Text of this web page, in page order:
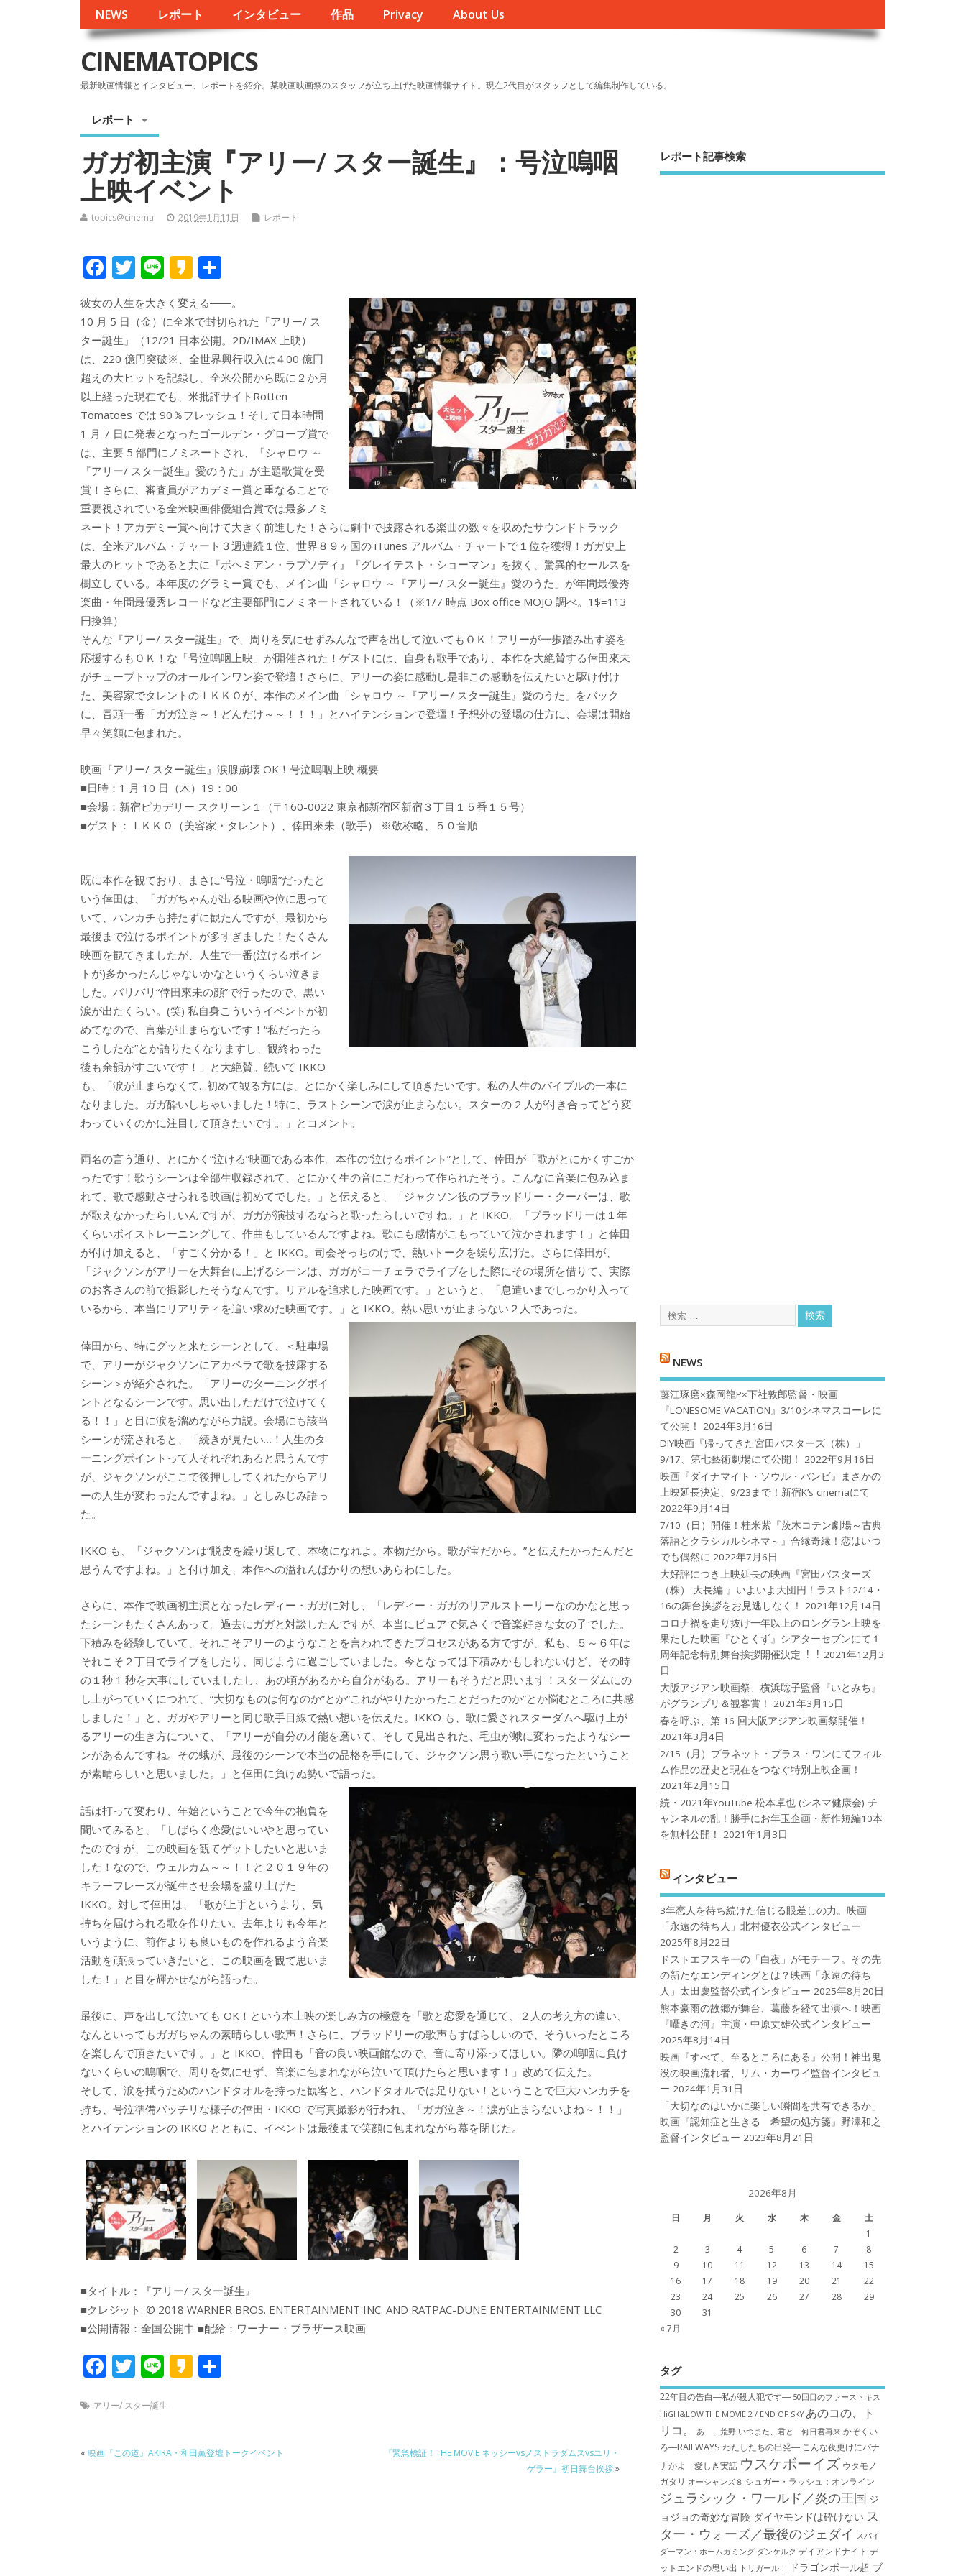
NEWS レポート インタビュー 作品 Privacy About Us
CINEMATOPICS
最新映画情報とインタビュー、レポートを紹介。某映画映画祭のスタッフが立ち上げた映画情報サイト。現在2代目がスタッフとして編集制作している。
レポート
ガガ初主演『アリー/ スター誕生』：号泣嗚咽
上映イベント
topics@cinema 2019年1月11日 レポート
F
ac
e
b
o
o
k
T
w
itt
er
Li
e
K
k
a
o
彼女の人生を大きく変える――。
10 月 5 日（金）に全米で封切られた『アリー/ ス
ター誕生』（12/21 日本公開。2D/IMAX 上映）
は、220 億円突破※、全世界興行収入は４00 億円
超えの大ヒットを記録し、全米公開から既に２か月
以上経った現在でも、米批評サイトRotten
Tomatoes では 90％フレッシュ！そして日本時間
1 月 7 日に発表となったゴールデン・グローブ賞で
は、主要 5 部門にノミネートされ、「シャロウ ～
『アリー/ スター誕生』愛のうた」が主題歌賞を受
賞！さらに、審査員がアカデミー賞と重なることで
重要視されている全米映画俳優組合賞では最多ノミ
ネート！アカデミー賞へ向けて大きく前進した！さらに劇中で披露される楽曲の数々を収めたサウンドトラック
は、全米アルバム・チャート３週連続１位、世界８９ヶ国の iTunes アルバム・チャートで１位を獲得！ガガ史上
最大のヒットであると共に『ボヘミアン・ラプソディ』『グレイテスト・ショーマン』を抜く、驚異的セールスを
樹立している。本年度のグラミー賞でも、メイン曲「シャロウ ～『アリー/ スター誕生』愛のうた」が年間最優秀
楽曲・年間最優秀レコードなど主要部門にノミネートされている！（※1/7 時点 Box office MOJO 調べ。1$=113
円換算）
そんな『アリー/ スター誕生』で、周りを気にせずみんなで声を出して泣いてもＯＫ！アリーが一歩踏み出す姿を
応援するもＯＫ！な「号泣嗚咽上映」が開催された！ゲストには、自身も歌手であり、本作を大絶賛する倖田來未
がチューブトップのオールインワン姿で登壇！さらに、アリーの姿に感動し是非この感動を伝えたいと駆け付け
た、美容家でタレントのＩＫＫＯが、本作のメイン曲「シャロウ ～『アリー/ スター誕生』愛のうた」をバック
に、冒頭一番「ガガ泣き～！どんだけ～～！！！」とハイテンションで登壇！予想外の登場の仕方に、会場は開始
早々笑顔に包まれた。
映画『アリー/ スター誕生』涙腺崩壊 OK！号泣嗚咽上映 概要
■日時：1 月 10 日（木）19：00
■会場：新宿ピカデリー スクリーン１（〒160-0022 東京都新宿区新宿３丁目１５番１５号）
■ゲスト：ＩＫＫＯ（美容家・タレント）、倖田來未（歌手） ※敬称略、５０音順
既に本作を観ており、まさに“号泣・嗚咽”だったと
いう倖田は、「ガガちゃんが出る映画や位に思って
いて、ハンカチも持たずに観たんですが、最初から
最後まで泣けるポイントが多すぎました！たくさん
映画を観てきましたが、人生で一番(泣けるポイン
トが)多かったんじゃないかなというくらい泣きま
した。バリバリ“倖田來未の顔”で行ったので、黒い
涙が出たくらい。(笑) 私自身こういうイベントが初
めてなので、言葉が止まらないです！“私だったら
こうしたな”とか語りたくなりますし、観終わった
後も余韻がすごいです！」と大絶賛。続いて IKKO
も、「涙が止まらなくて…初めて観る方には、とにかく楽しみにして頂きたいです。私の人生のバイブルの一本に
なりました。ガガ酔いしちゃいました！特に、ラストシーンで涙が止まらない。スターの 2 人が付き合ってどう変
わっていくのかに注目して頂きたいです。」とコメント。
両名の言う通り、とにかく“泣ける”映画である本作。本作の“泣けるポイント”として、倖田が「歌がとにかくすごか
ったです！歌うシーンは全部生収録されて、とにかく生の音にこだわって作られたそう。こんなに音楽に包み込ま
れて、歌で感動させられる映画は初めてでした。」と伝えると、「ジャクソン役のブラッドリー・クーパーは、歌
が歌えなかったらしいんですが、ガガが演技するならと歌ったらしいですね。」と IKKO。「ブラッドリーは１年
くらいボイストレーニングして、作曲もしているんですよね。歌にも感情がこもっていて泣かされます！」と倖田
が付け加えると、「すごく分かる！」と IKKO。司会そっちのけで、熱いトークを繰り広げた。さらに倖田が、
「ジャクソンがアリーを大舞台に上げるシーンは、ガガがコーチェラでライブをした際にその場所を借りて、実際
のお客さんの前で撮影したそうなんです。リアルを追求した映画です。」というと、「息遣いまでしっかり入って
いるから、本当にリアリティを追い求めた映画です。」と IKKO。熱い思いが止まらない２人であった。
倖田から、特にグッと来たシーンとして、＜駐車場
で、アリーがジャクソンにアカペラで歌を披露する
シーン＞が紹介された。「アリーのターニングポイ
ントとなるシーンです。思い出しただけで泣けてく
る！！」と目に涙を溜めながら力説。会場にも該当
シーンが流されると、「続きが見たい…！人生のタ
ーニングポイントって人それぞれあると思うんです
が、ジャクソンがここで後押ししてくれたからアリ
ーの人生が変わったんですよね。」としみじみ語っ
た。
IKKO も、「ジャクソンは“脱皮を繰り返して、本物になれよ。本物だから。歌が宝だから。”と伝えたかったんだと
思うんですよね。」と付け加え、本作への溢れんばかりの想いあらわにした。
さらに、本作で映画初主演となったレディー・ガガに対し、「レディー・ガガのリアルストーリーなのかなと思っ
たシーンもたくさんあって。過去にガガと対談したんですが、本当にピュアで気さくで音楽好きな女の子でした。
下積みを経験していて、それこそアリーのようなことを言われてきたプロセスがある方ですが、私も、５～６年は
それこそ２丁目でライブをしたり、同じように過ごしていました。今となっては下積みかもしれないけど、その時
の１秒 1 秒を大事にしていましたし、あの頃があるから自分がある。アリーもそうだと思います！スターダムにの
し上がっていくにつれて、“大切なものは何なのか”とか“これがやりたかったことだったのか”とか悩むところに共感
しました！」と、ガガやアリーと同じ歌手目線で熱い想いを伝えた。IKKO も、歌に愛されスターダムへ駆け上が
るアリーの生き方について、「アリーが自分の才能を磨いて、そして見出された、毛虫が蛾に変わったようなシー
ンがあるんですね。その蛾が、最後のシーンで本当の品格を手にして、ジャクソン思う歌い手になったということ
が素晴らしいと思いました。」と倖田に負けぬ勢いで語った。
話は打って変わり、年始ということで今年の抱負を
聞いてみると、「しばらく恋愛はいいやと思ってい
たのですが、この映画を観てゲットしたいと思いま
した！なので、ウェルカム～～！！と２０１９年の
キラーフレーズが誕生させ会場を盛り上げた
IKKO。対して倖田は、「歌が上手というより、気
持ちを届けられる歌を作りたい。去年よりも今年と
いうように、前作よりも良いものを作れるよう音楽
活動を頑張っていきたいと、この映画を観て思いま
した！」と目を輝かせながら語った。
最後に、声を出して泣いても OK！という本上映の楽しみ方の極意を「歌と恋愛を通じて、２人の考え方の違い、
なんといってもガガちゃんの素晴らしい歌声！さらに、ブラッドリーの歌声もすばらしいので、そういったところ
を楽しんで頂きたいです。」と IKKO。倖田も「音の良い映画館なので、音に寄り添ってほしい。隣の嗚咽に負け
ないくらいの嗚咽で、周りを気にせず、音楽に包まれながら泣いて頂けたらと思います！」改めて伝えた。
そして、涙を拭うためのハンドタオルを持った観客と、ハンドタオルでは足りない！ということで巨大ハンカチを
持ち、号泣準備バッチリな様子の倖田・IKKO で写真撮影が行われ、「ガガ泣き～！涙が止まらないよね～！！」
とハイテンションの IKKO とともに、イべントは最後まで笑顔に包まれながら幕を閉じた。
■タイトル：『アリー/ スター誕生』
■クレジット: © 2018 WARNER BROS. ENTERTAINMENT INC. AND RATPAC-DUNE ENTERTAINMENT LLC
■公開情報：全国公開中 ■配給：ワーナー・ブラザース映画
F
e
o
T
itt
Li
e
K
o
アリー/ スター誕生
« 映画『この道』AKIRA・和田薫登壇トークイベント
『緊急検証！THE MOVIE ネッシーvsノストラダムスvsユリ・
ゲラー』初日舞台挨拶»
レポート記事検索
NEWS
藤江琢磨×森岡龍P×下社敦郎監督・映画
『LONESOME VACATION』3/10シネマスコーレに
て公開！
2024年3月16日
DIY映画『帰ってきた宮田バスターズ（株）」
9/17、第七藝術劇場にて公開！
2022年9月16日
映画『ダイナマイト・ソウル・バンビ』まさかの
上映延長決定、9/23まで！新宿K’s cinemaにて
2022年9月14日
7/10（日）開催！桂米紫『茨木コテン劇場～古典
落語とクラシカルシネマ～』合縁奇縁！恋はいつ
でも偶然に 2022年7月6日
大好評につき上映延長の映画『宮田バスターズ
（株）-大長編-』いよいよ大団円！ラスト12/14・
16の舞台挨拶をお見逃しなく！
2021年12月14日
コロナ禍を⾛り抜け⼀年以上のロングラン上映を
果たした映画『ひとくず』シアターセブンにて１
周年記念特別舞台挨拶開催決定︕︕ 2021年12月3
日
大阪アジアン映画祭、横浜聡子監督『いとみち』
がグランプリ＆観客賞！
2021年3月15日
春を呼ぶ、第 16 回大阪アジアン映画祭開催！
2021年3月4日
2/15（月）プラネット・プラス・ワンにてフィル
ム作品の歴史と現在をつなぐ特別上映企画！
2021年2月15日
続・2021年YouTube 松本卓也 (シネマ健康会) チ
ャンネルの乱！勝手にお年玉企画・新作短編10本
を無料公開！
2021年1月3日
インタビュー
3年恋人を待ち続けた信じる眼差しの力。映画
「永遠の待ち人」北村優衣公式インタビュー
2025年8月22日
ドストエフスキーの「白夜」がモチーフ。その先
の新たなエンディングとは？映画「永遠の待ち
人」太田慶監督公式インタビュー 2025年8月20日
熊本豪雨の故郷が舞台、葛藤を経て出演へ！映画
『囁きの河』主演・中原丈雄公式インタビュー
2025年8月14日
映画『すべて、至るところにある』公開！神出鬼
没の映画流れ者、リム・カーワイ監督インタビュ
ー 2024年1月31日
「大切なのはいかに楽しい瞬間を共有できるか」
映画『認知症と生きる 希望の処方箋』野澤和之
監督インタビュー 2023年8月21日
2026年8月
日 月 火 水 木 金
土
1
2
3 4 5 6 7
8
9
10 11 12 13 14
15
16
17 18 19 20 21
22
23
24 25 26 27 28
29
30
31
« 7月
タグ
22年目の告白―私が殺人犯です― 50回目のファーストキス
HiGH&LOW THE MOVIE 2 / END OF SKY あのコの、ト
リコ。
あゝ、荒野 いつまた、君と 何日君再来 かぞくい
ろ―RAILWAYS わたしたちの出発― こんな夜更けにバナ
ナかよ 愛しき実話 ウスケボーイズ ウタモノ
ガタリ オーシャンズ８ シュガー・ラッシュ：オ​ンライン
ジュラシック・ワールド／炎の王国 ジ
ョジョの奇妙な冒険 ダイヤモンドは砕けない ス
ター・ウォーズ／最後のジェダイ スパイ
ダーマン：ホームカミング ダンケルク デイアンドナイト デ
ットエンドの思い出
トリガール！ ドラゴンボール超 ブ